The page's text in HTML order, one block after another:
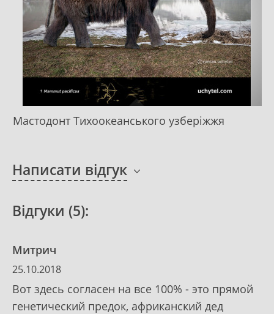
Мастодонт Тихоокеанського узберіжжя
Написати відгук
Відгуки (5):
Митрич
25.10.2018
Вот здесь согласен на все 100% - это прямой
генетический предок, африканский дед